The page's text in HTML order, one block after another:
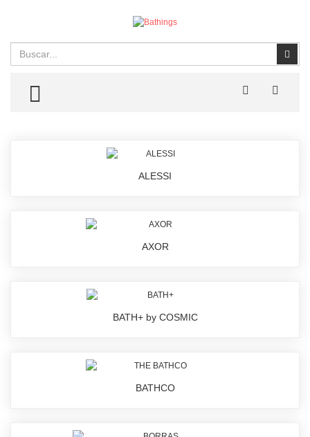
TOGGLE MENU
ALESSI
AXOR
BATH+ by COSMIC
BATHCO